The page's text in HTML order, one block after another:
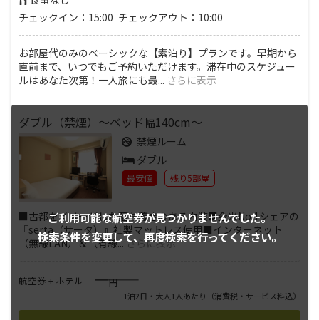
チェックイン：15:00 チェックアウト：10:00
お部屋代のみのベーシックな【素泊り】プランです。早期から
直前まで、いつでもご予約いただけます。滞在中のスケジュー
ルはあなた次第！一人旅にも最... さらに表示
ご利用可能な航空券が見つかりませんでした。
検索条件を変更して、再度検索を行ってください。
ダブル（禁煙）～ベッド幅140cm～
禁煙ルーム
ダブル
最安値 残り5部屋
■古都をイメージした落ち着きのある内装■全米No.1シェアの
『serta（サータ）』社製マットレス使用■インターネット
（無線LAN）＆（有線... さらに表示
航空券 + ホテル ――――円
1泊2日・大人1人あたり （消費税・サービス料込）